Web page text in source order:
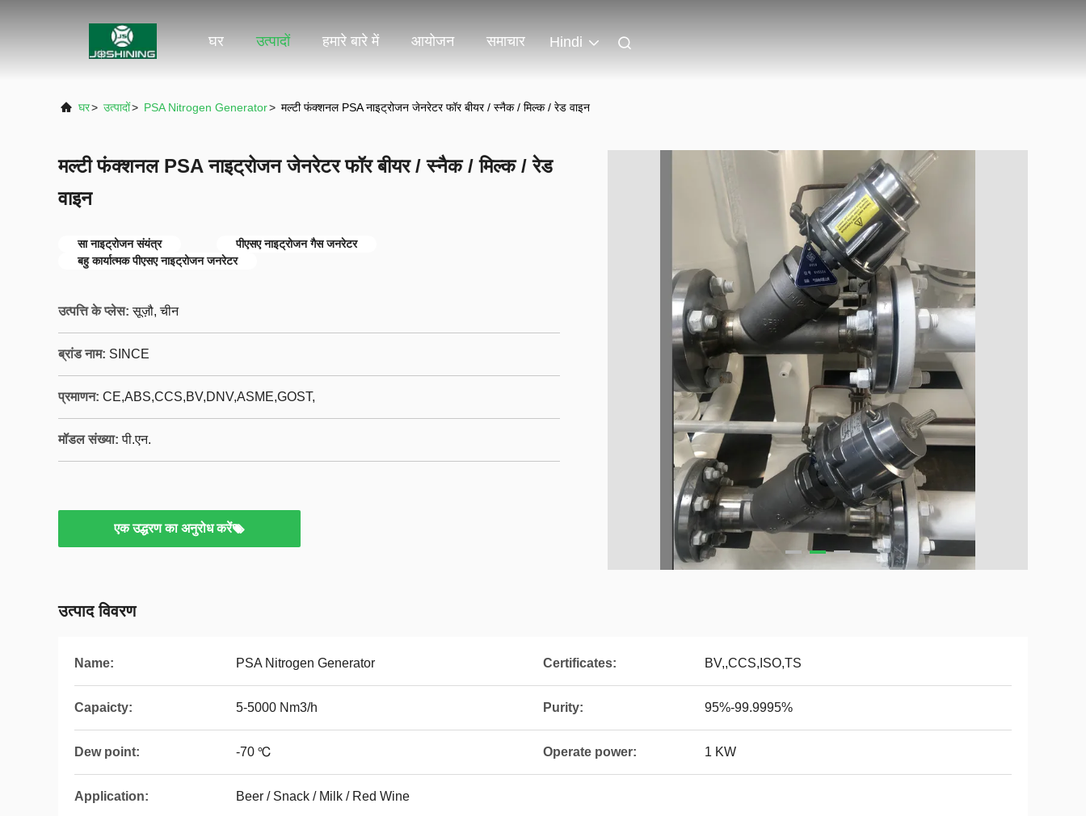
घर उत्पादों हमारे बारे में आयोजन समाचार Hindi
घर> उत्पादों> PSA Nitrogen Generator> मल्टी फंक्शनल PSA नाइट्रोजन जेनरेटर फॉर बीयर / स्नैक / मिल्क / रेड वाइन
मल्टी फंक्शनल PSA नाइट्रोजन जेनरेटर फॉर बीयर / स्नैक / मिल्क / रेड
वाइन
सा नाइट्रोजन संयंत्र
पीएसए नाइट्रोजन गैस जनरेटर
बहु कार्यात्मक पीएसए नाइट्रोजन जनरेटर
उत्पत्ति के प्लेस: सूज़ौ, चीन
ब्रांड नाम: SINCE
प्रमाणन: CE,ABS,CCS,BV,DNV,ASME,GOST,
मॉडल संख्या: पी.एन.
एक उद्धरण का अनुरोध करें
उत्पाद विवरण
Name: PSA Nitrogen Generator Certificates: BV,,CCS,ISO,TS
Capaicty: 5-5000 Nm3/h Purity: 95%-99.9995%
Dew point: -70 ℃ Operate power: 1 KW
Application: Beer / Snack / Milk / Red Wine